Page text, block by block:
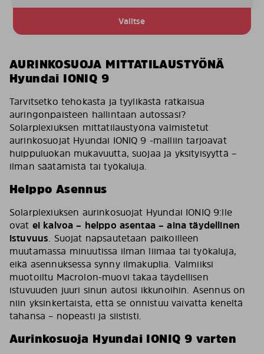
Valitse
AURINKOSUOJA MITTATILAUSTYÖNÄ
Hyundai IONIQ 9
Tarvitsetko tehokasta ja tyylikästä ratkaisua
auringonpaisteen hallintaan autossasi?
Solarplexiuksen mittatilaustyönä valmistetut
aurinkosuojat Hyundai IONIQ 9 -malliin tarjoavat
huippuluokan mukavuutta, suojaa ja yksityisyyttä –
ilman säätämistä tai työkaluja.
Helppo Asennus
Solarplexiuksen aurinkosuojat Hyundai IONIQ 9:lle
ovat ei kalvoa – helppo asentaa – aina täydellinen
istuvuus. Suojat napsautetaan paikoilleen
muutamassa minuutissa ilman liimaa tai työkaluja,
eikä asennuksessa synny ilmakuplia. Valmiiksi
muotoiltu Macrolon-muovi takaa täydellisen
istuvuuden juuri sinun autosi ikkunoihin. Asennus on
niin yksinkertaista, että se onnistuu vaivatta keneltä
tahansa – nopeasti ja siististi.
Aurinkosuoja Hyundai IONIQ 9 varten